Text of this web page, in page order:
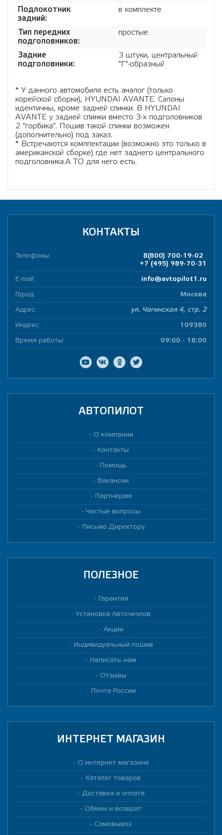
Подлокотник
задний:
в комплекте
Тип передних
подголовников:
простые
Задние
подголовники:
3 штуки, центральный
"Г"-образный
* У данного автомобиля есть аналог (только
корейской сборки), HYUNDAI AVANTE. Салоны
идентичны, кроме задней спинки. В HYUNDAI
AVANTE у задней спинки вместо 3-х подголовников
2 "горбика". Пошив такой спинки возможен
(дополнительно) под заказ.
* Встречаются комлпектации (возможно это только в
американской сборке) где нет заднего центрального
подголовника.А ТО для него есть.
КОНТАКТЫ
Телефоны:
8(800) 700-19-02
+7 (495) 989-70-31
E-mail: info@avtopilot1.ru
Город: Москва
Адрес: ул. Чагинская 4, стр. 2
Индекс: 109380
Время работы: 09:00 - 18:00
АВТОПИЛОТ
О компании
Контакты
Помощь
Вакансии
Партнерам
Частые вопросы
Письмо Директору
ПОЛЕЗНОЕ
Гарантия
Установка Авточехлов
Акции
Индивидуальный пошив
Написать нам
Отзывы
Почта России
ИНТЕРНЕТ МАГАЗИН
О интернет магазине
Каталог товаров
Доставка и оплата
Обмен и возврат
Самовывоз